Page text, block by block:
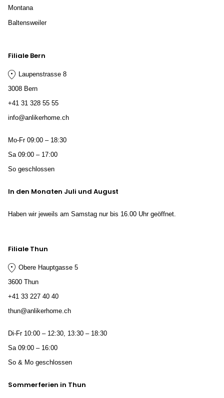
Montana
Baltensweiler
Filiale Bern
Laupenstrasse 8
3008 Bern
+41 31 328 55 55
info@anlikerhome.ch
Mo-Fr 09:00 – 18:30
Sa 09:00 – 17:00
So geschlossen
In den Monaten Juli und August
Haben wir jeweils am Samstag nur bis 16.00 Uhr geöffnet.
Filiale Thun
Obere Hauptgasse 5
3600 Thun
+41 33 227 40 40
thun@anlikerhome.ch
Di-Fr 10:00 – 12:30, 13:30 – 18:30
Sa 09:00 – 16:00
So & Mo geschlossen
Sommerferien in Thun